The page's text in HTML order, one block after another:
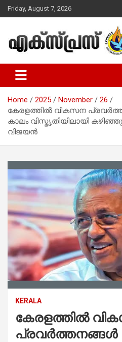
Skip
to
Friday, August 7, 2026
Express Herald
Christian News
Home 2025 November
26
കേരളത്തിൽ വികസന
കാലം വിസ്മൃതിയിലായി
വിജയന്‍
KERALA
കേരളത്തിൽ
പ്രവർത്തനങ്ങൾ